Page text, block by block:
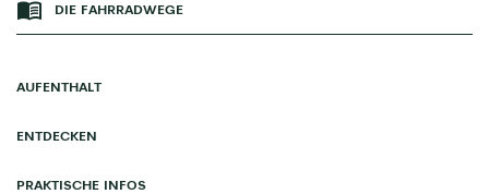
DIE FAHRRADWEGE
AUFENTHALT
ENTDECKEN
PRAKTISCHE INFOS